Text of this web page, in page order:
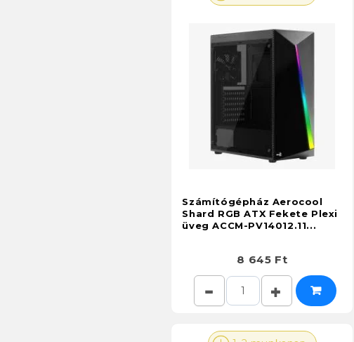
Számítógépház Aerocool
Shard RGB ATX Fekete Plexi
üveg ACCM-PV14012.11...
8 645 Ft